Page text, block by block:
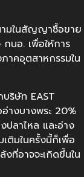
ามในสัญญาซื้อขาย
นอ. เพื่อให้การ
าคอุตสาหกรรมใน
ริษัท EAST
างบางพระ 20%
ลาไหล และอ่าง
ติมในครั้งนี้ก็เพื่อ
ที่อาจจะเกิดขึ้นใน